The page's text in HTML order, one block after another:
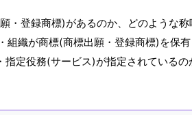
・登録商標)があるのか、どのような
組織が商標(商標出願・登録商標)を保
定役務(サービス)が指定されているの